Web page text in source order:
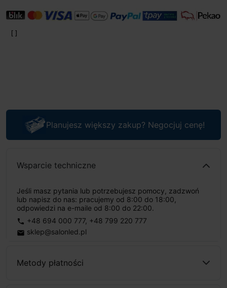
Planujesz większy zakup? Negocjuj cenę!
Wsparcie techniczne
Jeśli masz pytania lub potrzebujesz pomocy, zadzwoń
lub napisz do nas: pracujemy od 8:00 do 18:00,
odpowiedzi na e-maile od 8:00 do 22:00.
phone +48 694 000 777, +48 799 220 777
email sklep@salonled.pl
Metody płatności